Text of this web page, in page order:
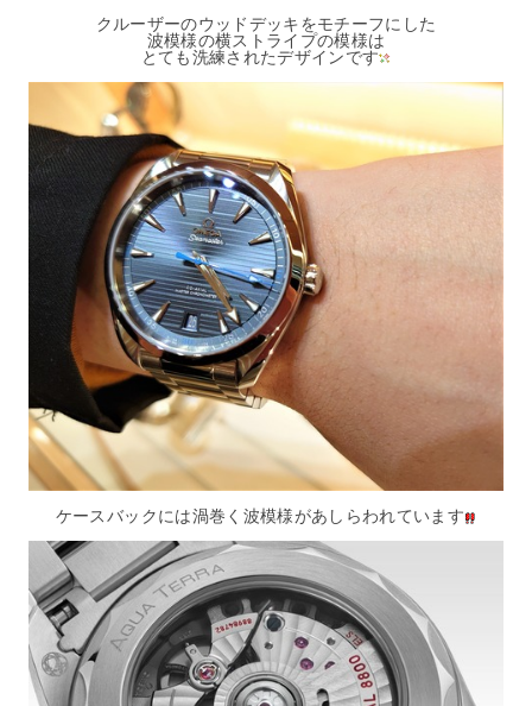
クルーザーのウッドデッキをモチーフにした
波模様の横ストライプの模様は
とても洗練されたデザインです
ケースバックには渦巻く波模様があしらわれています